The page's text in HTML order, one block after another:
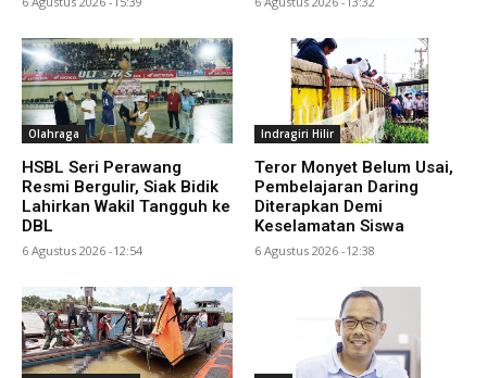
Olahraga
HSBL Seri Perawang
Resmi Bergulir, Siak Bidik
Lahirkan Wakil Tangguh ke
DBL
6 Agustus 2026 -12:54
Indragiri Hilir
Teror Monyet Belum Usai,
Pembelajaran Daring
Diterapkan Demi
Keselamatan Siswa
6 Agustus 2026 -12:38